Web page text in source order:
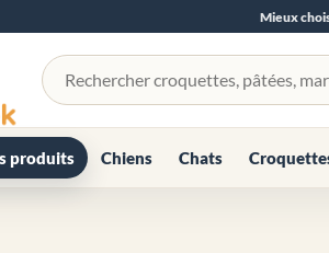
Mieux
Rechercher un produit
produits Chiens Chats